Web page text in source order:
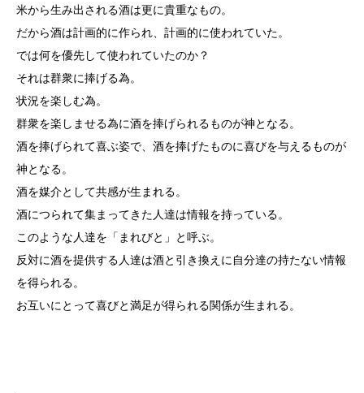
米から生み出される酒は更に貴重なもの。
だから酒は計画的に作られ、計画的に使われていた。
では何を優先して使われていたのか？
それは群衆に捧げる為。
状況を楽しむ為。
群衆を楽しませる為に酒を捧げられるものが神となる。
酒を捧げられて喜ぶ姿で、酒を捧げたものに喜びを与えるものが
神となる。
酒を媒介として共感が生まれる。
酒につられて集まってきた人達は情報を持っている。
このような人達を「まれびと」と呼ぶ。
反対に酒を提供する人達は酒と引き換えに自分達の持たない情報
を得られる。
お互いにとって喜びと満足が得られる関係が生まれる。